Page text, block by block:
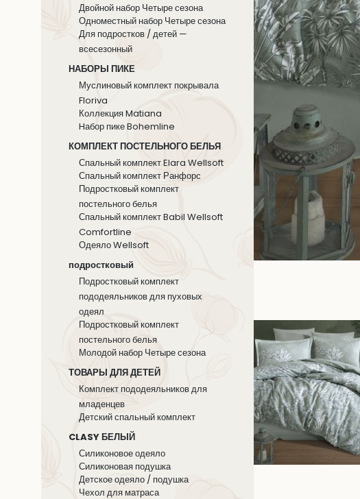
Двойной набор Четыре сезона
Одноместный набор Четыре сезона
Для подростков / детей —
всесезонный
НАБОРЫ ПИКЕ
Муслиновый комплект покрывала
Floriva
Коллекция Matiana
Hабор пике Bohemline
КОМПЛЕКТ ПОСТЕЛЬНОГО БЕЛЬЯ
Спальный комплект Elara Wellsoft
Спальный комплект Ранфорс
Подростковый комплект
постельного белья
Спальный комплект Babil Wellsoft
Comfortline
Одеяло Wellsoft
подростковый
Подростковый комплект
пододеяльников для пуховых
одеял
Подростковый комплект
постельного белья
Молодой набор Четыре сезона
ТОВАРЫ ДЛЯ ДЕТЕЙ
Комплект пододеяльников для
младенцев
Детский спальный комплект
CLASY БЕЛЫЙ
Силиконовое одеяло
Силиконовая подушка
Детское одеяло / подушка
Чехол для матраса